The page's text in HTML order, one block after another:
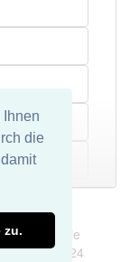
die
zu.
für die
2024